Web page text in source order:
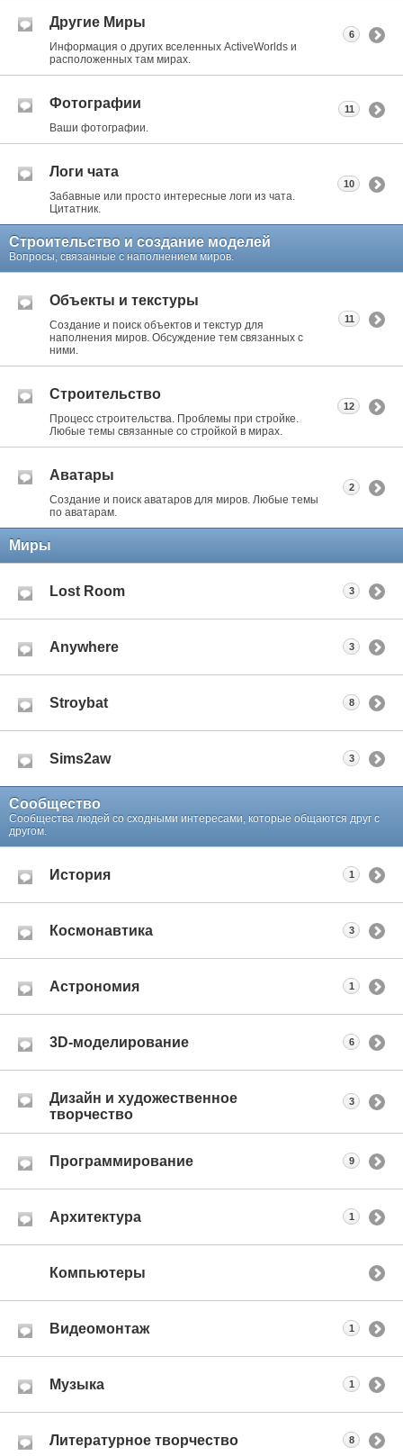
Другие Миры
Информация о других вселенных ActiveWorlds и
расположенных там мирах.
6
Фотографии
Ваши фотографии.
11
Логи чата
Забавные или просто интересные логи из чата.
Цитатник.
10
Строительство и создание моделей
Вопросы, связанные с наполнением миров.
Объекты и текстуры
Создание и поиск объектов и текстур для
наполнения миров. Обсуждение тем связанных с
ними.
11
Строительство
Процесс строительства. Проблемы при стройке.
Любые темы связанные со стройкой в мирах.
12
Аватары
Создание и поиск аватаров для миров. Любые темы
по аватарам.
2
Миры
Lost Room 3
Anywhere 3
Stroybat 8
Sims2aw 3
Сообщество
Сообщества людей со сходными интересами, которые общаются друг с
другом.
История 1
Космонавтика 3
Астрономия 1
3D-моделирование 6
Дизайн и художественное
творчество
3
Программирование 9
Архитектура 1
Компьютеры
Видеомонтаж 1
Музыка 1
Литературное творчество 8